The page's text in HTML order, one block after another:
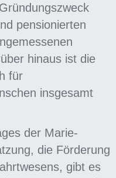
pensionierten
hinaus ist die
für
insgesamt
der Marie-
die Förderung
gibt es